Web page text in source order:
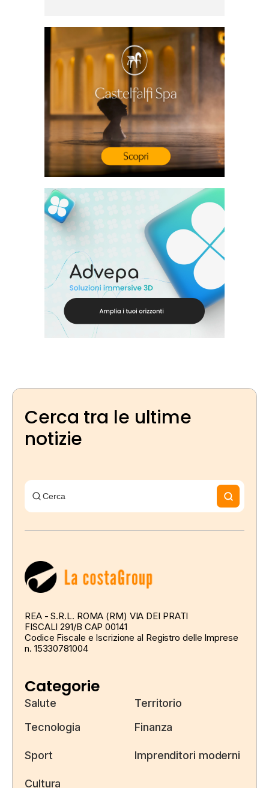
Cerca tra le ultime
notizie
REA - S.R.L. ROMA (RM) VIA DEI PRATI
FISCALI 291/B CAP 00141
Codice Fiscale e Iscrizione al Registro delle Imprese
n. 15330781004
Categorie
Salute
Tecnologia
Sport
Cultura
Territorio
Finanza
Imprenditori moderni